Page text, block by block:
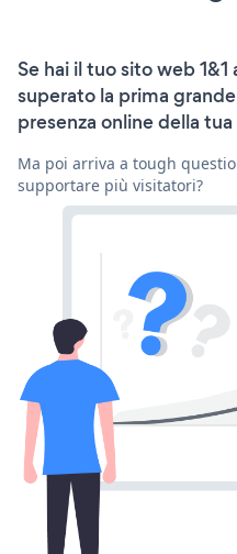
Se hai il tuo sito web
superato la prima
presenza online della
Ma poi arriva a tough
supportare più visitatori?